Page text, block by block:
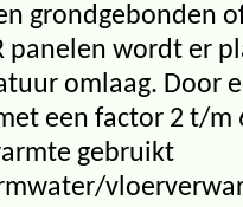
grondgebonden
panelen wordt er
omlaag. Door
een factor 2 t/m
gebruikt